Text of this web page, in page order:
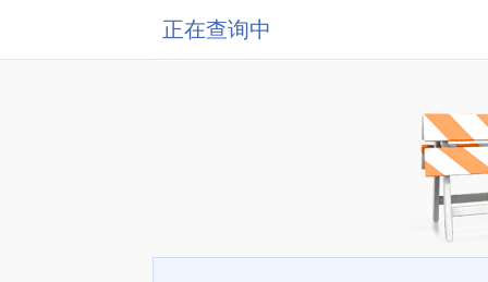
正在查询中